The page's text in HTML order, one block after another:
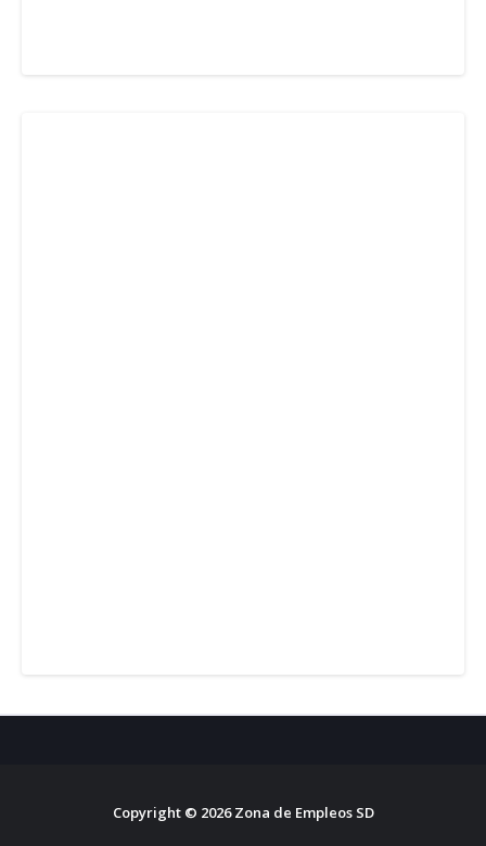
Copyright © 2026Zona de Empleos SD